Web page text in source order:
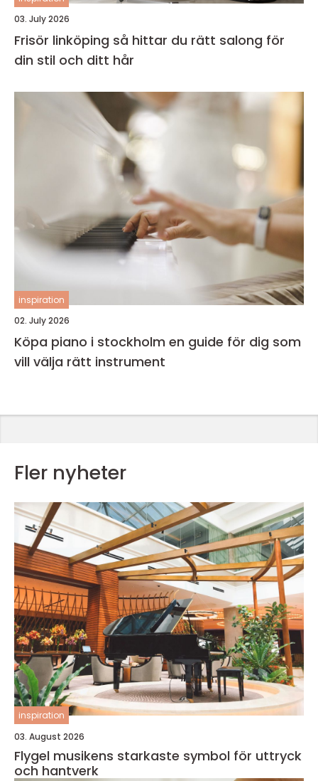
03. July 2026
Frisör linköping så hittar du rätt salong för
din stil och ditt hår
inspiration
02. July 2026
Köpa piano i stockholm en guide för dig som
vill välja rätt instrument
Fler nyheter
inspiration
03. August 2026
Flygel musikens starkaste symbol för uttryck
och hantverk